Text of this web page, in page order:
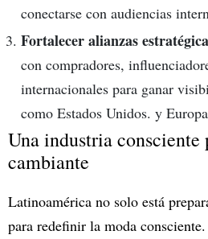
conectarse con audiencias
Fortalecer alianzas
con compradores,
internacionales para ganar
como Estados Unidos. y
Una industria consciente
cambiante
Latinoamérica no solo está
para redefinir la moda